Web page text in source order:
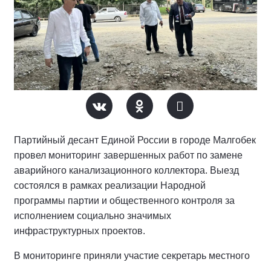
Партийный десант Единой России в городе Малгобек
провел мониторинг завершенных работ по замене
аварийного канализационного коллектора. Выезд
состоялся в рамках реализации Народной
программы партии и общественного контроля за
исполнением социально значимых
инфраструктурных проектов.
В мониторинге приняли участие секретарь местного